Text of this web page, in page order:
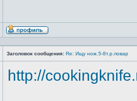
Заголовок сообщения: Re: Ищу нож.5-8т.р.повар
http://